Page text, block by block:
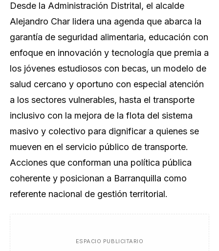
Desde la Administración Distrital, el alcalde
Alejandro Char lidera una agenda que abarca la
garantía de seguridad alimentaria, educación con
enfoque en innovación y tecnología que premia a
los jóvenes estudiosos con becas, un modelo de
salud cercano y oportuno con especial atención
a los sectores vulnerables, hasta el transporte
inclusivo con la mejora de la flota del sistema
masivo y colectivo para dignificar a quienes se
mueven en el servicio público de transporte.
Acciones que conforman una política pública
coherente y posicionan a Barranquilla como
referente nacional de gestión territorial.
ESPACIO PUBLICITARIO